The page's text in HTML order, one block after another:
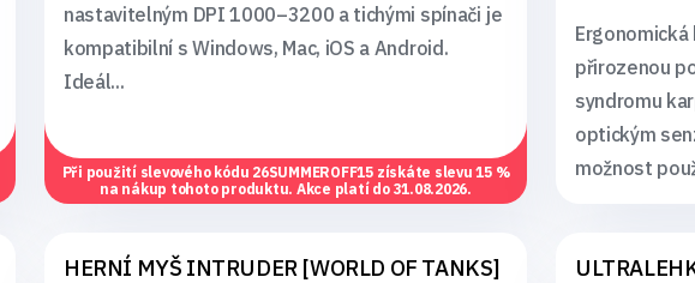
nastavitelným DPI 1000–3200 a tichými spínači je
kompatibilní s Windows, Mac, iOS a Android.
Ideál...
Při použití slevového kódu 26SUMMEROFF15 získáte slevu 15 %
na nákup tohoto produktu. Akce platí do 31.08.2026.
přirozenou
syndromu
optickým
možnost
HERNÍ MYŠ INTRUDER [WORLD OF TANKS]